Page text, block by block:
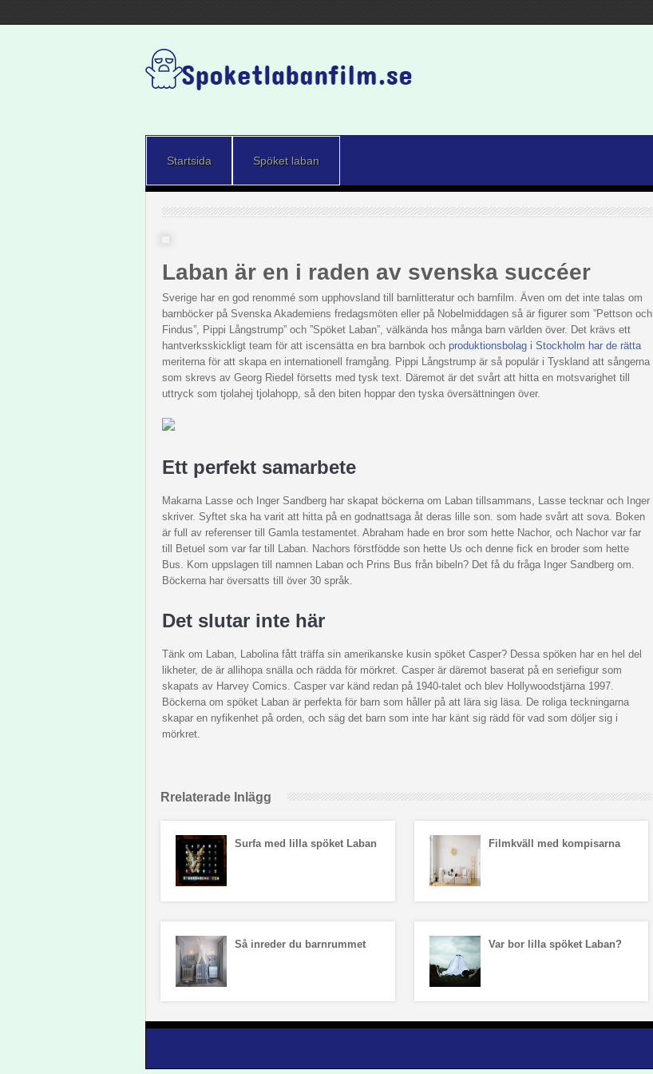
Startsida Spöket laban
Laban är en i raden av svenska succéer
Sverige har en god renommé som upphovsland till barnlitteratur och barnfilm. Även om det inte talas om
barnböcker på Svenska Akademiens fredagsmöten eller på Nobelmiddagen så är figurer som ”Pettson och
Findus”, Pippi Långstrump” och ”Spöket Laban”, välkända hos många barn världen över. Det krävs ett
hantverksskickligt team för att iscensätta en bra barnbok och produktionsbolag i Stockholm har de rätta
meriterna för att skapa en internationell framgång. Pippi Långstrump är så populär i Tyskland att sångerna
som skrevs av Georg Riedel försetts med tysk text. Däremot är det svårt att hitta en motsvarighet till
uttryck som tjolahej tjolahopp, så den biten hoppar den tyska översättningen över.
Ett perfekt samarbete
Makarna Lasse och Inger Sandberg har skapat böckerna om Laban tillsammans, Lasse tecknar och Inger
skriver. Syftet ska ha varit att hitta på en godnattsaga åt deras lille son. som hade svårt att sova. Boken
är full av referenser till Gamla testamentet. Abraham hade en bror som hette Nachor, och Nachor var far
till Betuel som var far till Laban. Nachors förstfödde son hette Us och denne fick en broder som hette
Bus. Kom uppslagen till namnen Laban och Prins Bus från bibeln? Det få du fråga Inger Sandberg om.
Böckerna har översatts till över 30 språk.
Det slutar inte här
Tänk om Laban, Labolina fått träffa sin amerikanske kusin spöket Casper? Dessa spöken har en hel del
likheter, de är allihopa snälla och rädda för mörkret. Casper är däremot baserat på en seriefigur som
skapats av Harvey Comics. Casper var känd redan på 1940-talet och blev Hollywoodstjärna 1997.
Böckerna om spöket Laban är perfekta för barn som håller på att lära sig läsa. De roliga teckningarna
skapar en nyfikenhet på orden, och säg det barn som inte har känt sig rädd för vad som döljer sig i
mörkret.
Rrelaterade Inlägg
Surfa med lilla spöket Laban Filmkväll med kompisarna
Så inreder du barnrummet Var bor lilla spöket Laban?